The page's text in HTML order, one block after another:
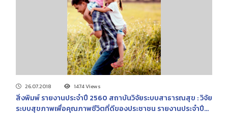
26.07.2018 1474 Views
สิ่งพิมพ์ รายงานประจำปี 2560 สถาบันวิจัยระบบสาธารณสุข : วิจัย
ระบบสุขภาพเพื่อคุณภาพชีวิตที่ดีของประชาชน รายงานประจำปี